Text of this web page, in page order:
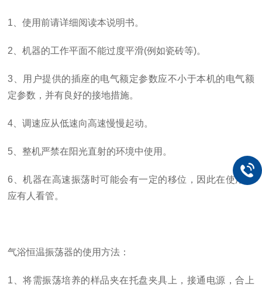
1、使用前请详细阅读本说明书。
2、机器的工作平面不能过度平滑(例如瓷砖等)。
3、用户提供的插座的电气额定参数应不小于本机的电气额
定参数，并有良好的接地措施。
4、调速应从低速向高速慢慢起动。
5、整机严禁在阳光直射的环境中使用。
6、机器在高速振荡时可能会有一定的移位，因此在使用时
应有人看管。
气浴恒温振荡器的使用方法：
1、将需振荡培养的样品夹在托盘夹具上，接通电源，合上